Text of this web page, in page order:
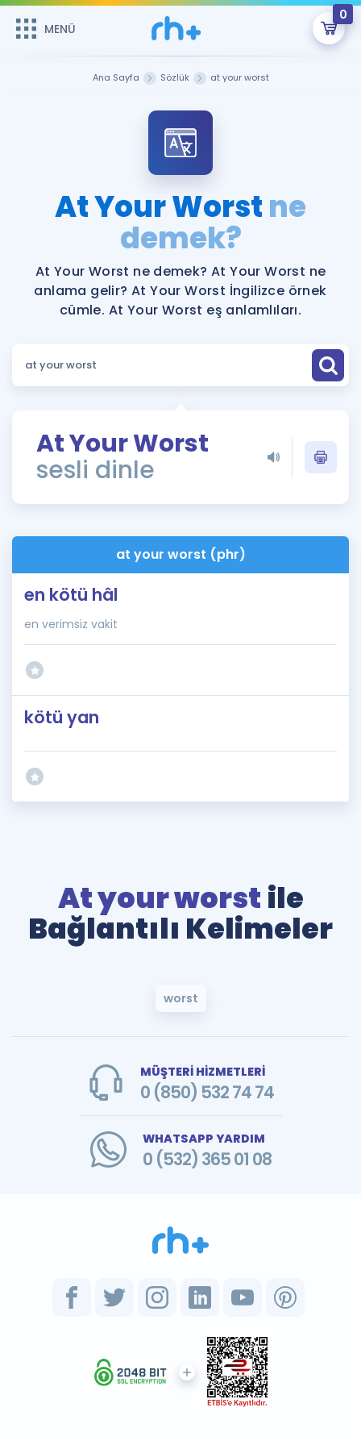
MENÜ
0
Şifremi Hatırlamıyorum
Sepetin Şu An Boş.
Remzi Hoca ile seni sınava hazırlayacak onlarca eğitim seni
bekliyor!
MENÜ
Katılımcı Görüşleri
Faydalı Araçlar
Ücretsiz Kaynaklar
ÖSYM Sınav Takvimi
Kampanyalar
İngilizce Gramer
İngilizce Gramer
Ana Sayfa Sözlük at your worst
At Your Worstne
demek?
At Your Worst ne demek? At Your Worst ne
anlama gelir? At Your Worst İngilizce örnek
cümle. At Your Worst eş anlamlıları.
At Your Worst
sesli dinle
at your worst (phr)
en kötü hâl
en verimsiz vakit
kötü yan
At your worst ile
Bağlantılı Kelimeler
worst
MÜŞTERİ HİZMETLERİ
0 (850) 532 74 74
WHATSAPP YARDIM
0 (532) 365 01 08